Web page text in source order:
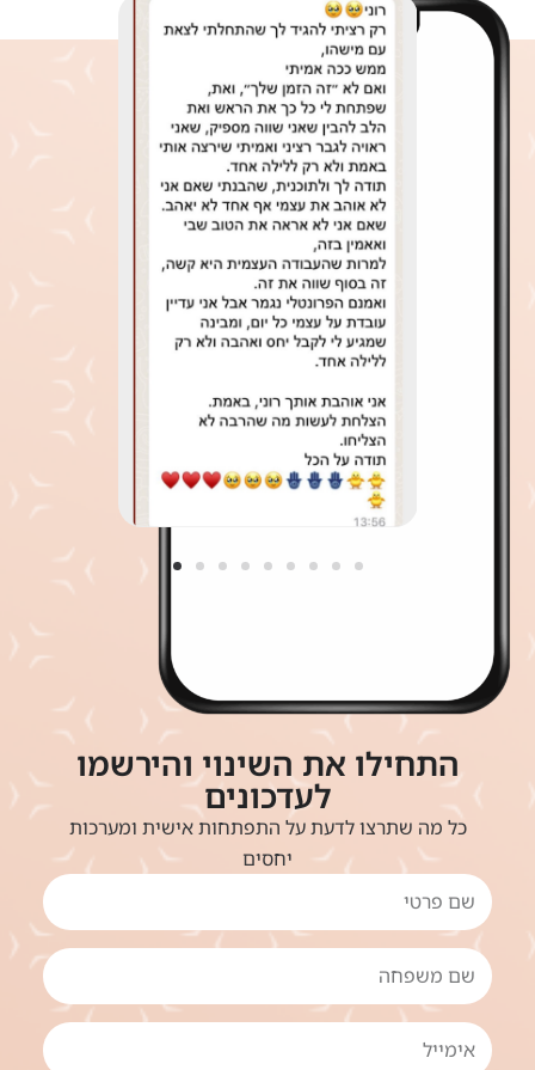
התחילו את השינוי והירשמו
לעדכונים
כל מה שתרצו לדעת על התפתחות אישית ומערכות
יחסים